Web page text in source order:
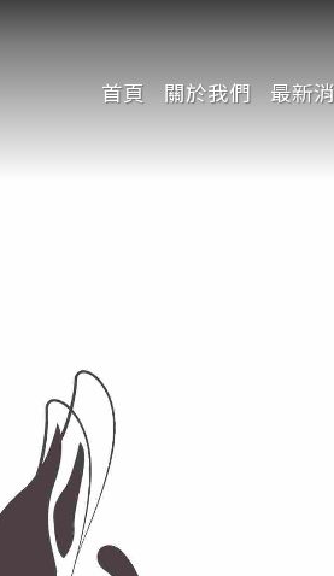
首頁 關於我們 最新